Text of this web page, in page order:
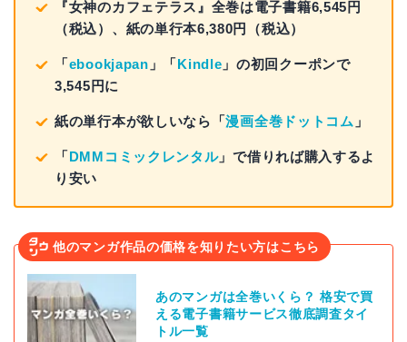
『女神のカフェテラス』全巻は電子書籍6,545円
（税込）、紙の単行本6,380円（税込）
「ebookjapan 」「Kindle 」の初回クーポンで
3,545円に
紙の単行本が欲しいなら「漫画全巻ドットコム 」
「DMMコミックレンタル」で借りれば購入するよ
り安い
他のマンガ作品の価格を知りたい方はこちら
あのマンガは全巻いくら？ 格安で買
える電子書籍サービス徹底調査タイ
トル一覧